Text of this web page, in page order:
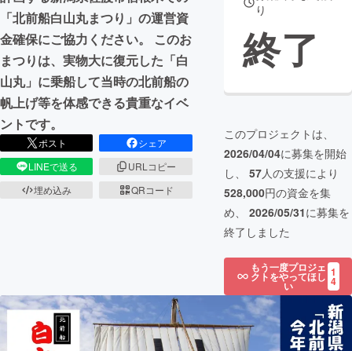
「北前船白山丸まつり」の運営資
金確保にご協力ください。 このお
まつりは、実物大に復元した「白
山丸」に乗船して当時の北前船の
帆上げ等を体感できる貴重なイベ
ントです。
ポスト
シェア
LINEで送る
URLコピー
埋め込み
QRコード
り
終了
このプロジェクトは、
2026/04/04に募集を開始
し、 57人の支援により
528,000円の資金を集
め、 2026/05/31に募集を
終了しました
もう一度プロジェ
クトをやってほし
い
1
4